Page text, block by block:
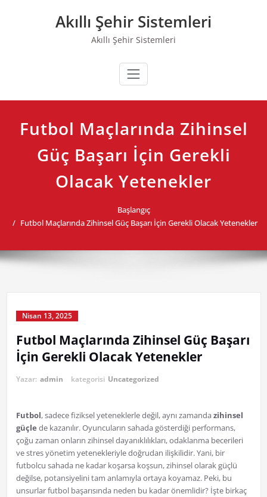
Akıllı Şehir Sistemleri
Akıllı Şehir Sistemleri
Futbol Maçlarında Zihinsel
Güç Başarı İçin Gerekli
Olacak Yetenekler
Başlangıç
Futbol Maçlarında Zihinsel Güç Başarı İçin Gerekli Olacak Yetenekler
Nisan 13, 2025
Futbol Maçlarında Zihinsel Güç Başarı
İçin Gerekli Olacak Yetenekler
Yazar: admin kategorisi Uncategorized
Futbol, sadece fiziksel yeteneklerle değil, aynı zamandazihinsel
güçle de kazanılır. Oyuncuların sahada gösterdiği performans,
çoğu zaman onların zihinsel dayanıklılıkları, odaklanma becerileri
ve stres yönetim yetenekleriyle doğrudan ilişkilidir. Yani, bir
futbolcu sahada ne kadar koşarsa koşsun, zihinsel olarak güçlü
değilse, potansiyelini tam anlamıyla ortaya koyamaz. Peki, bu
unsurlar futbol başarısında neden bu kadar önemlidir? İşte birkaç